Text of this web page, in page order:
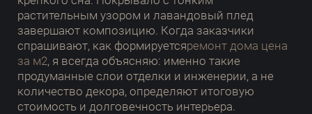
растительным узором и лавандовый плед
завершают композицию. Когда заказчики
спрашивают, как формируетсяремонт дома цена
за м2, я всегда объясняю: именно такие
продуманные слои отделки и инженерии, а не
количество декора, определяют итоговую
стоимость и долговечность интерьера.